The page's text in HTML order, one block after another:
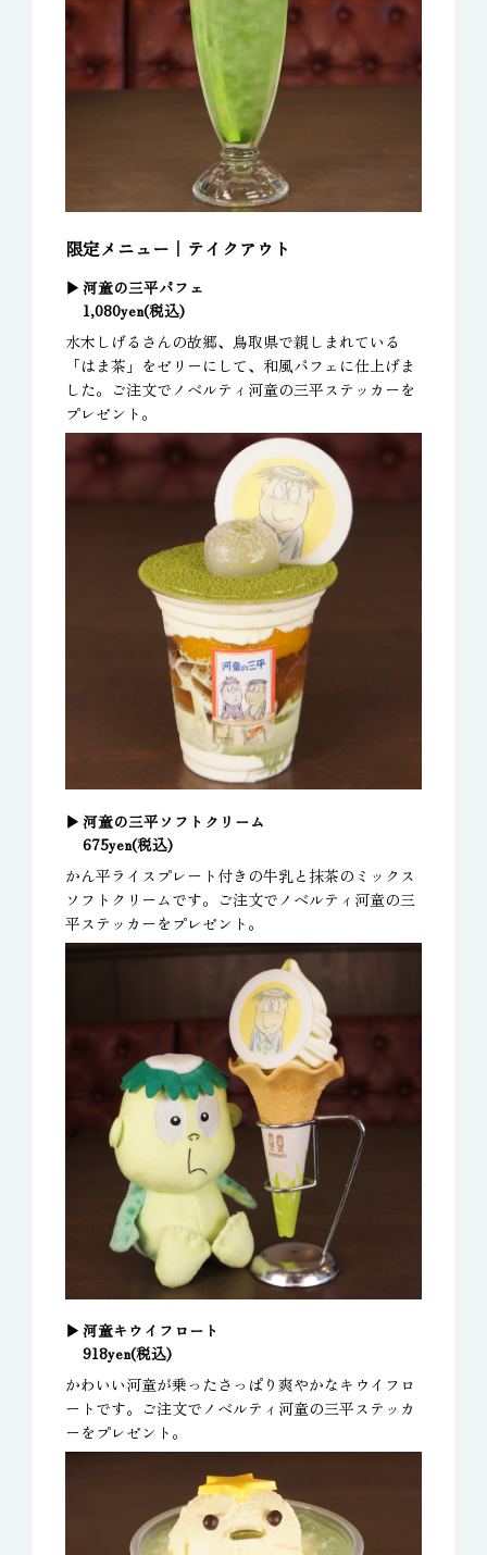
限定メニュー｜テイクアウト
河童の三平パフェ
1,080yen(税込)
水木しげるさんの故郷、鳥取県で親しまれている
「はま茶」をゼリーにして、和風パフェに仕上げま
した。ご注文でノベルティ河童の三平ステッカーを
プレゼント。
河童の三平ソフトクリーム
675yen(税込)
かん平ライスプレート付きの牛乳と抹茶のミックス
ソフトクリームです。ご注文でノベルティ河童の三
平ステッカーをプレゼント。
河童キウイフロート
918yen(税込)
かわいい河童が乗ったさっぱり爽やかなキウイフロ
ートです。ご注文でノベルティ河童の三平ステッカ
ーをプレゼント。